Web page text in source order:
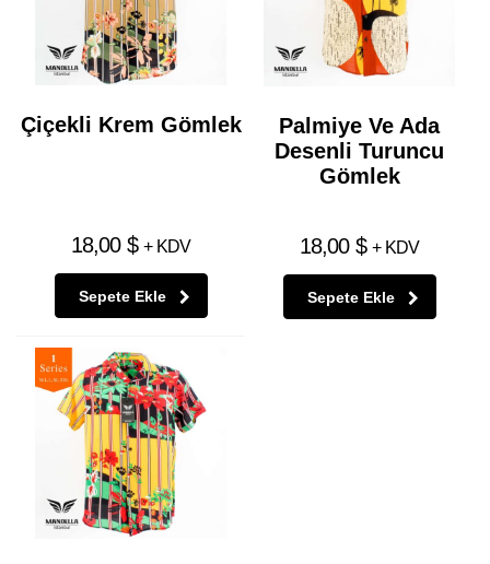
Çiçekli Krem Gömlek
18,00 $ + KDV
Sepete Ekle
Palmiye Ve Ada
Desenli Turuncu
Gömlek
18,00 $ + KDV
Sepete Ekle